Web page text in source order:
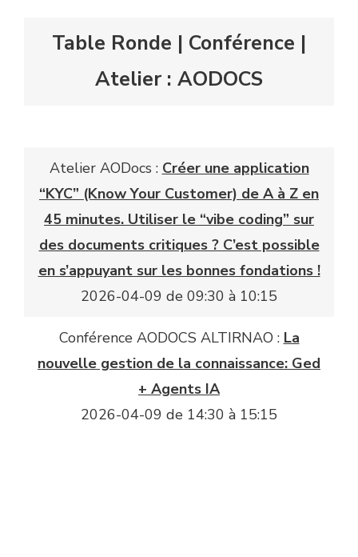
Table Ronde | Conférence |
Atelier : AODOCS
Atelier AODocs : Créer une application
“KYC” (Know Your Customer) de A à Z en
45 minutes. Utiliser le “vibe coding” sur
des documents critiques ? C’est possible
en s’appuyant sur les bonnes fondations !
2026-04-09 de 09:30 à 10:15
Conférence AODOCS ALTIRNAO : La
nouvelle gestion de la connaissance: Ged
+ Agents IA
2026-04-09 de 14:30 à 15:15